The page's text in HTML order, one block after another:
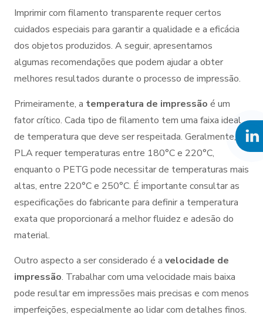
Imprimir com filamento transparente requer certos
cuidados especiais para garantir a qualidade e a eficácia
dos objetos produzidos. A seguir, apresentamos
algumas recomendações que podem ajudar a obter
melhores resultados durante o processo de impressão.
Primeiramente, a temperatura de impressão é um
fator crítico. Cada tipo de filamento tem uma faixa ideal
de temperatura que deve ser respeitada. Geralmente, o
PLA requer temperaturas entre 180°C e 220°C,
enquanto o PETG pode necessitar de temperaturas mais
altas, entre 220°C e 250°C. É importante consultar as
especificações do fabricante para definir a temperatura
exata que proporcionará a melhor fluidez e adesão do
material.
Outro aspecto a ser considerado é a velocidade de
impressão. Trabalhar com uma velocidade mais baixa
pode resultar em impressões mais precisas e com menos
imperfeições, especialmente ao lidar com detalhes finos.